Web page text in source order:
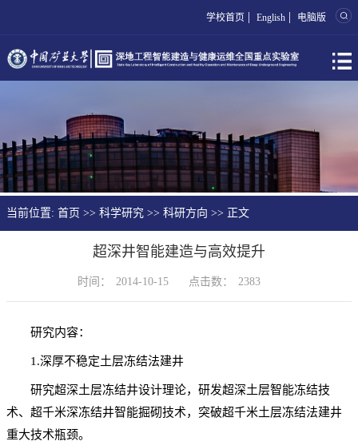
学校首页 | English | 电脑版
当前位置: 首页 >> 科学研究 >> 科研方向 >> 正文
超深井智能建造与高效提升
时间： 2014-10-15 点击数： 2383
研究内容：
1.深厚不稳定土层冻结法建井
研究超深土层冻结井设计理论，研发超深土层智能冻结技
术、超千米深冻结井智能掘砌技术，突破超千米土层冻结法建井
重大技术瓶颈。